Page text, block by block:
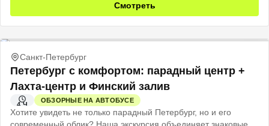
Смотреть
Санкт-Петербург
Петербург с комфортом: парадный центр +
Лахта-центр и Финский залив
4 Ч
ОБЗОРНЫЕ НА АВТОБУСЕ
Хотите увидеть не только парадный Петербург, но и его